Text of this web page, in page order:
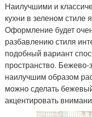
Наилучшими и
кухни в зеленом
Оформление будет
разбавлению стиля
подобный вариант
пространство. Бежево-
наилучшим образом
можно сделать
акцентировать